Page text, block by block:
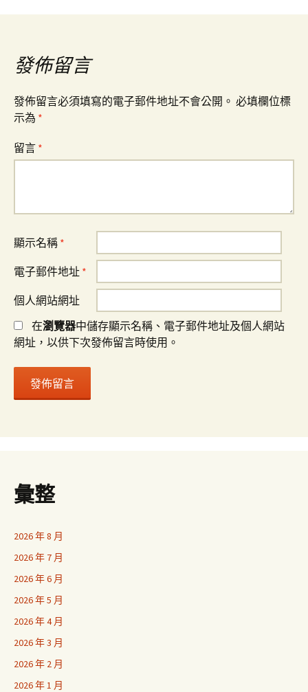
導
覽發佈留言
發佈留言必須填寫的電子郵件地址不會公開。 必填欄位標
示為 *
留言 *
顯示名稱 *
電子郵件地址 *
個人網站網址
在瀏覽器中儲存顯示名稱、電子郵件地址及個人網站
網址，以供下次發佈留言時使用。
彙整
2026 年 8 月
2026 年 7 月
2026 年 6 月
2026 年 5 月
2026 年 4 月
2026 年 3 月
2026 年 2 月
2026 年 1 月